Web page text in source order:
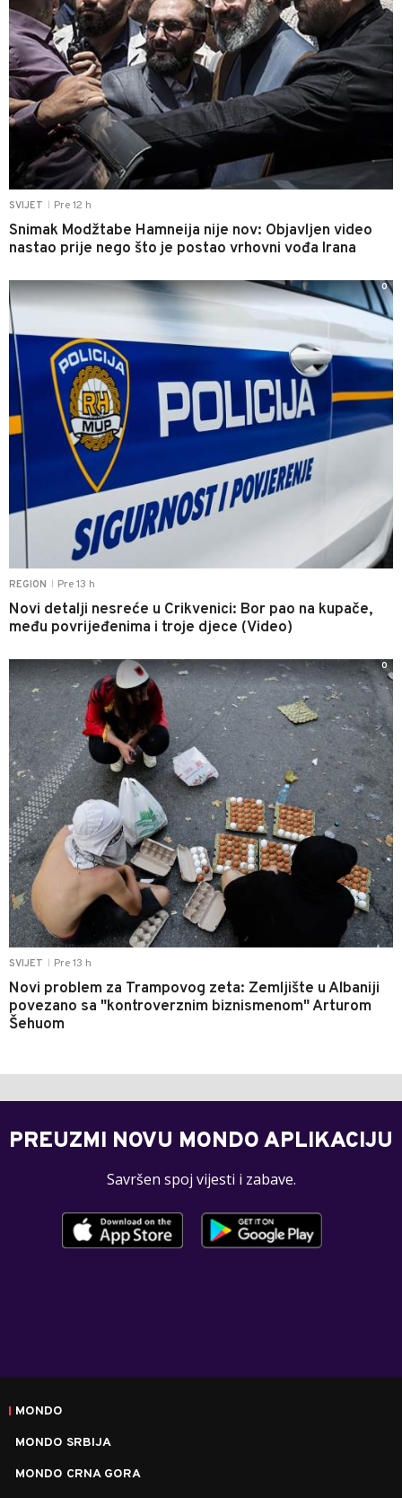
SVIJET Pre 12 h
Snimak Modžtabe Hamneija nije nov: Objavljen video
nastao prije nego što je postao vrhovni vođa Irana
REGION Pre 13 h
Novi detalji nesreće u Crikvenici: Bor pao na kupače,
među povrijeđenima i troje djece (Video)
0
SVIJET Pre 13 h
Novi problem za Trampovog zeta: Zemljište u Albaniji
povezano sa "kontroverznim biznismenom" Arturom
Šehuom
0
PREUZMI NOVU MONDO APLIKACIJU
Savršen spoj vijesti i zabave.
MONDO
MONDO SRBIJA
MONDO CRNA GORA